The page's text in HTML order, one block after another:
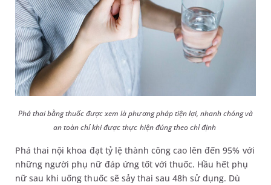
Phá thai bằng thuốc được xem là phương pháp tiện lợi, nhanh chóng và
an toàn chỉ khi được thực hiện đúng theo chỉ định
Phá thai nội khoa đạt tỷ lệ thành công cao lên đến 95% với
những người phụ nữ đáp ứng tốt với thuốc. Hầu hết phụ
nữ sau khi uống thuốc sẽ sảy thai sau 48h sử dụng. Dù